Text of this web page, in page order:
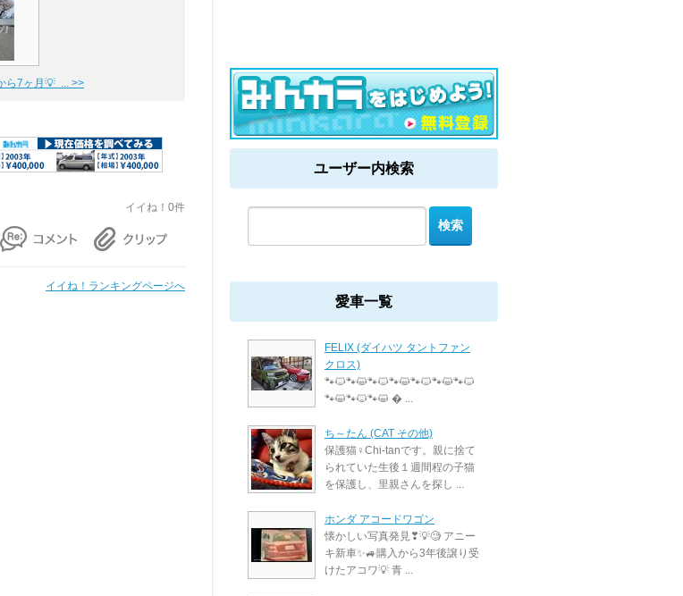
ら7ヶ月💡 ... >>
イイね！0件
イイね！ランキングページへ
ユーザー内検索
愛車一覧
FELIX (ダイハツ タントファン
クロス)
🐾🐱🐾😺🐾🐱🐾😺🐾🐱🐾😺🐾🐱
🐾😺🐾🐱🐾😺 � ...
ち～たん (CAT その他)
保護猫♀Chi-tanです。親に捨て
られていた生後１週間程の子猫
を保護し、里親さんを探し ...
ホンダ アコードワゴン
懐かしい写真発見❣💡🧐 アニー
キ新車✨🚙購入から3年後譲り受
けたアコワ💡 青 ...